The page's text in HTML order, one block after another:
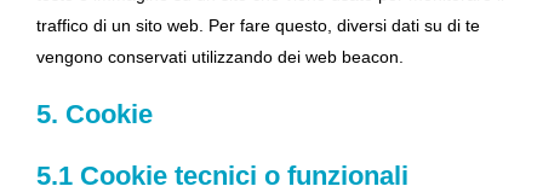
traffico di un sito web. Per fare questo, diversi dati su di te
vengono conservati utilizzando dei web beacon.
5. Cookie
5.1 Cookie tecnici o funzionali